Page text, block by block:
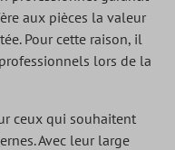
aux pièces la valeur
Pour cette raison, il
lors de la
ceux qui souhaitent
Avec leur large